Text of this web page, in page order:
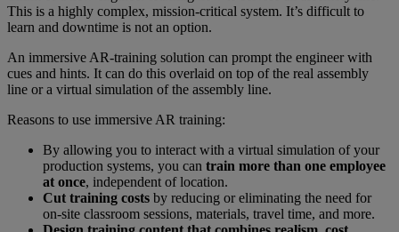
This is a highly complex, mission-critical system. It’s difficult to
learn and downtime is not an option.
An immersive AR-training solution can prompt the engineer with
cues and hints. It can do this overlaid on top of the real assembly
line or a virtual simulation of the assembly line.
Reasons to use immersive AR training:
By allowing you to interact with a virtual simulation of your
production systems, you can train more than one employee
at once, independent of location.
Cut training costs by reducing or eliminating the need for
on-site classroom sessions, materials, travel time, and more.